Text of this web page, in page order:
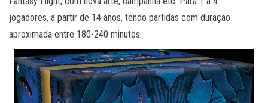
jogadores, a partir de 14 anos, tendo partidas com duração
aproximada entre 180-240 minutos.